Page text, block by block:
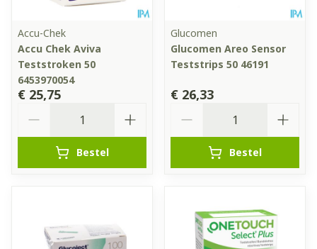
Accu-Chek
Accu Chek Aviva
Teststroken 50
6453970054
€ 25,75
Bestel
Glucomen
Glucomen Areo Sensor
Teststrips 50 46191
€ 26,33
Bestel